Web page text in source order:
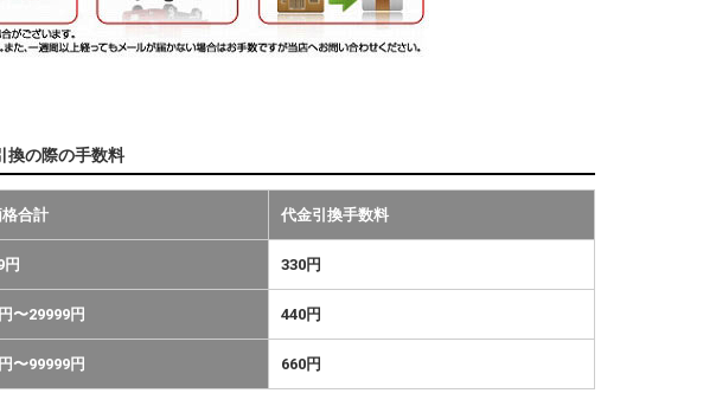
換の際の手数料
合計 代金引換手数料
円 330円
〜29999円 440円
〜99999円 660円